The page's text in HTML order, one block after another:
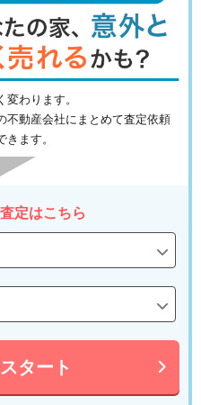
わります。
不動産会社にまとめて査定依頼
ます。
定はこちら
タート